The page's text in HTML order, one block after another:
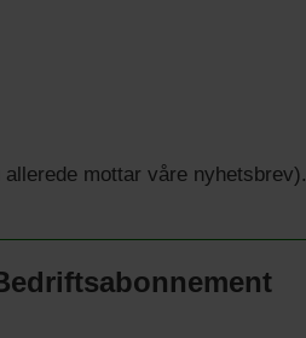
mottar våre nyhetsbrev).